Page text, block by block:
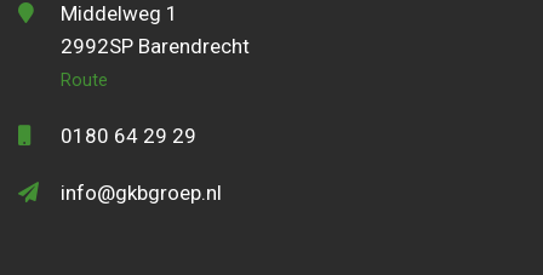
Middelweg 1
2992SP Barendrecht
Route
0180 64 29 29
info@gkbgroep.nl